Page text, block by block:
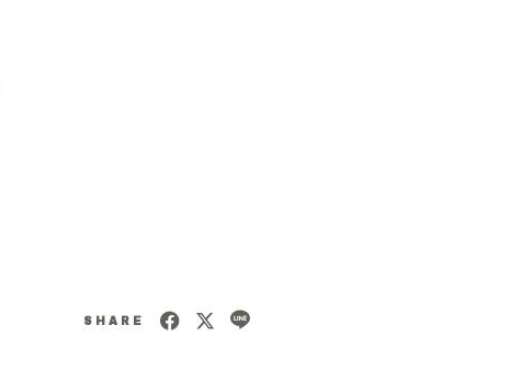
SHARE